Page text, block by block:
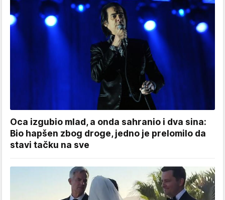
Oca izgubio mlad, a onda sahranio i dva sina:
Bio hapšen zbog droge, jedno je prelomilo da
stavi tačku na sve